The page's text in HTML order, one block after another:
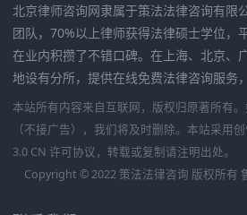
北京律师咨询网隶属于策法法律咨询有限
团队，70%以上律师获得法律硕士学位，
在业内积攒了不错口碑。在上海、北京、
地设有分所，提供在线免费法律咨询服务
本站所有内容来自互联网，版权归原著所有
（不接广告），我们将及时删除。本站采用
3.0 CN 许可协议，转载或复制请注明出处。
Copyright © 2022 策法法律咨询 版权所有